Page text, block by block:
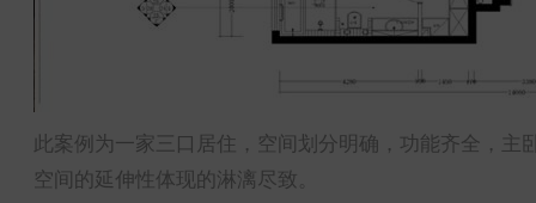
此案例为一家三口居住，空间划分明确，功能齐全，
空间的延伸性体现的淋漓尽致。